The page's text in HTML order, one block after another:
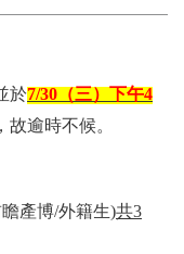
於7/30 （三）下午4
故逾時不候。
產博/外籍生)共3